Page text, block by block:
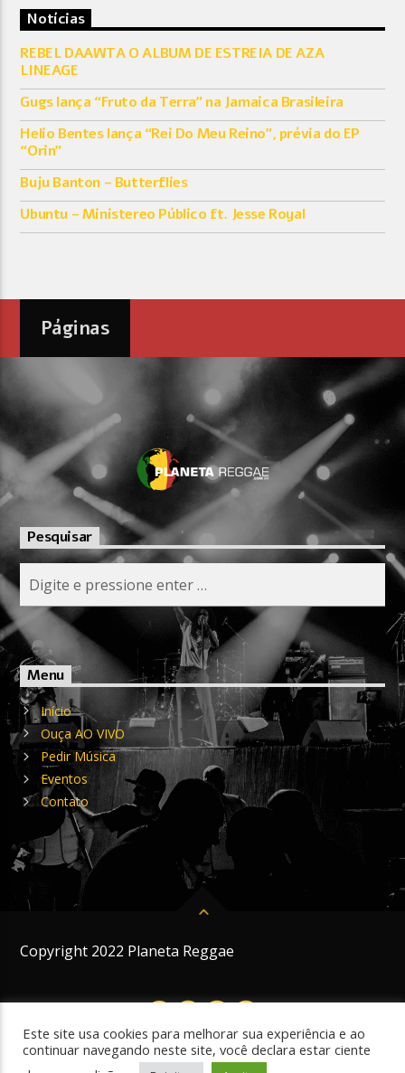
Notícias
REBEL DAAWTA O ALBUM DE ESTREIA DE AZA
LINEAGE
Gugs lança “Fruto da Terra” na Jamaica Brasileira
Helio Bentes lança “Rei Do Meu Reino”, prévia do EP
“Orin”
Buju Banton – Butterflies
Ubuntu – Ministereo Público ft. Jesse Royal
Páginas
Pesquisar
Menu
Início
Ouça AO VIVO
Pedir Música
Eventos
Contato
Copyright 2022 Planeta Reggae
Este site usa cookies para melhorar sua experiência e ao
continuar navegando neste site, você declara estar ciente